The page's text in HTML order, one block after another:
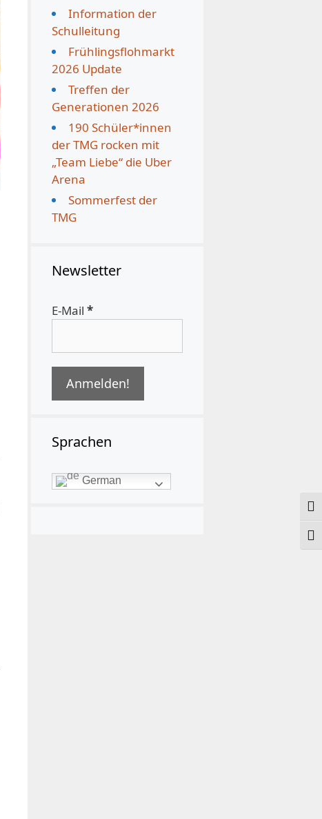
Information der
Schulleitung
Frühlingsflohmarkt
2026 Update
Treffen der
Generationen 2026
190 Schüler*innen
der TMG rocken mit
„Team Liebe“ die Uber
Arena
Sommerfest der
TMG
Newsletter
E-Mail *
Sprachen
German